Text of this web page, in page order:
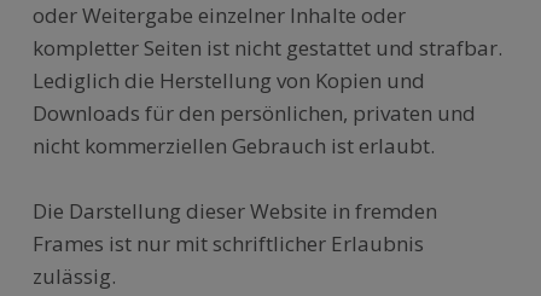
oder Weitergabe einzelner Inhalte oder
kompletter Seiten ist nicht gestattet und strafbar.
Lediglich die Herstellung von Kopien und
Downloads für den persönlichen, privaten und
nicht kommerziellen Gebrauch ist erlaubt.
Die Darstellung dieser Website in fremden
Frames ist nur mit schriftlicher Erlaubnis
zulässig.